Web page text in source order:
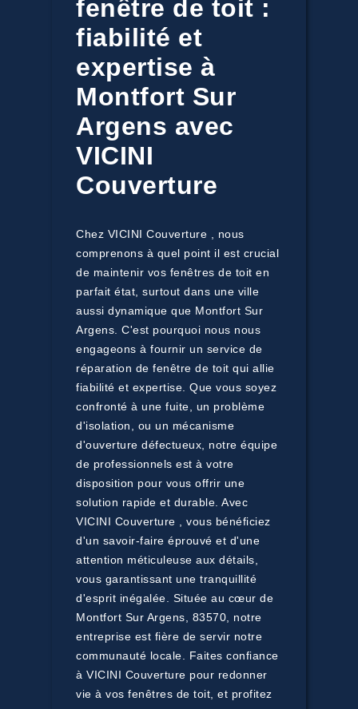
fenêtre de toit :
fiabilité et
expertise à
Montfort Sur
Argens avec
VICINI
Couverture
Chez VICINI Couverture , nous
comprenons à quel point il est crucial
de maintenir vos fenêtres de toit en
parfait état, surtout dans une ville
aussi dynamique que Montfort Sur
Argens. C'est pourquoi nous nous
engageons à fournir un service de
réparation de fenêtre de toit qui allie
fiabilité et expertise. Que vous soyez
confronté à une fuite, un problème
d'isolation, ou un mécanisme
d'ouverture défectueux, notre équipe
de professionnels est à votre
disposition pour vous offrir une
solution rapide et durable. Avec
VICINI Couverture , vous bénéficiez
d'un savoir-faire éprouvé et d'une
attention méticuleuse aux détails,
vous garantissant une tranquillité
d'esprit inégalée. Située au cœur de
Montfort Sur Argens, 83570, notre
entreprise est fière de servir notre
communauté locale. Faites confiance
à VICINI Couverture pour redonner
vie à vos fenêtres de toit, et profitez